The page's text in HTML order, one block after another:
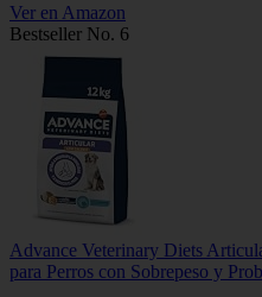
Ver en Amazon
Bestseller No. 6
Advance Veterinary Diets
para Perros con Sobrepeso y